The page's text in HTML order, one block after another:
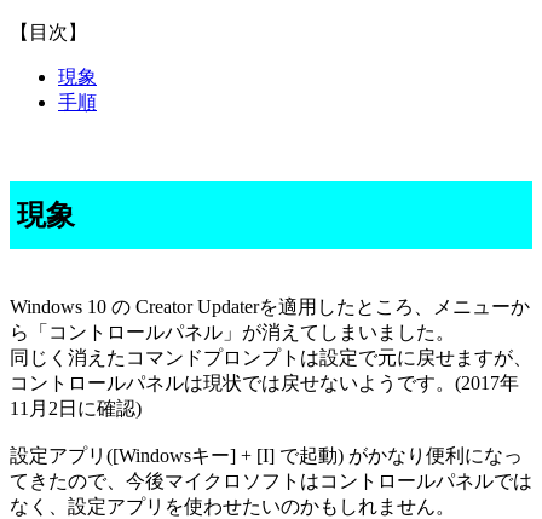
【目次】
現象
手順
現象
Windows 10 の Creator Updaterを適用したところ、メニューか
ら「コントロールパネル」が消えてしまいました。
同じく消えたコマンドプロンプトは設定で元に戻せますが、
コントロールパネルは現状では戻せないようです。(2017年
11月2日に確認)
設定アプリ([Windowsキー] + [I] で起動) がかなり便利になっ
てきたので、今後マイクロソフトはコントロールパネルでは
なく、設定アプリを使わせたいのかもしれません。